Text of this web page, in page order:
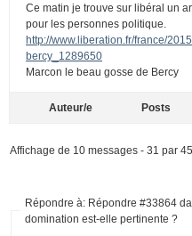
Ce matin je trouve sur libéral un
pour les personnes politique.
http://www.liberation.fr/france/
bercy_1289650
Marcon le beau gosse de Bercy
Auteur/e Posts
Affichage de 10 messages - 31 par
Répondre à: Répondre #33864
domination est-elle pertinente ?